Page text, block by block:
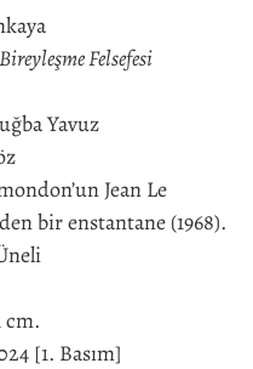
Felsefesi
Yavuz
Jean Le
bir enstantane (1968).
cm.
[1. Basım]